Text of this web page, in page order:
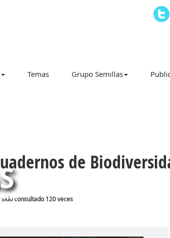
Temas Grupo Semillas
de
consultado 120 veces